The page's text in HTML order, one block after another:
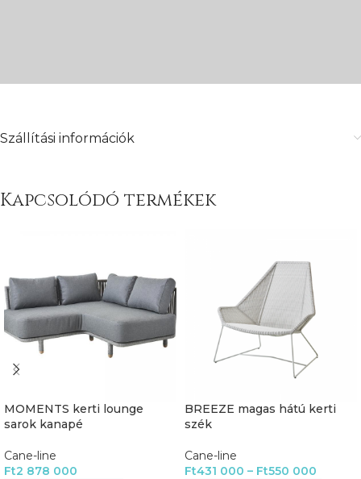
Szállítási információk
Kapcsolódó termékek
MOMENTS kerti lounge
sarok kanapé
Cane-line
Ft2 878 000
BREEZE magas hátú kerti
szék
Cane-line
Ft431 000 – Ft550 000